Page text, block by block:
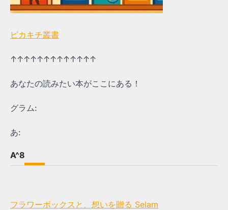
ピカキチ叢書
↑↑↑↑↑↑↑↑↑↑↑↑↑
あなたの読みたい本がここにある！
グラム:
あ:
A^8
フラワーボックスと、想いを贈る Selam